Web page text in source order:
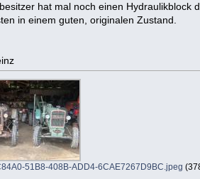
hat mal noch einen
in einem guten, originalen Zustand.
51B8-408B-ADD4-6CAE7267D9BC.jpeg